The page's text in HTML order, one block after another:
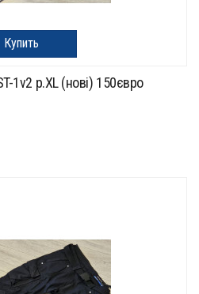
Купить
1v2 p.XL (нові) 150євро